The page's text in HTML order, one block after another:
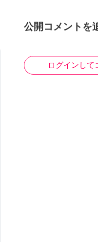
公開コメントを
ログインして